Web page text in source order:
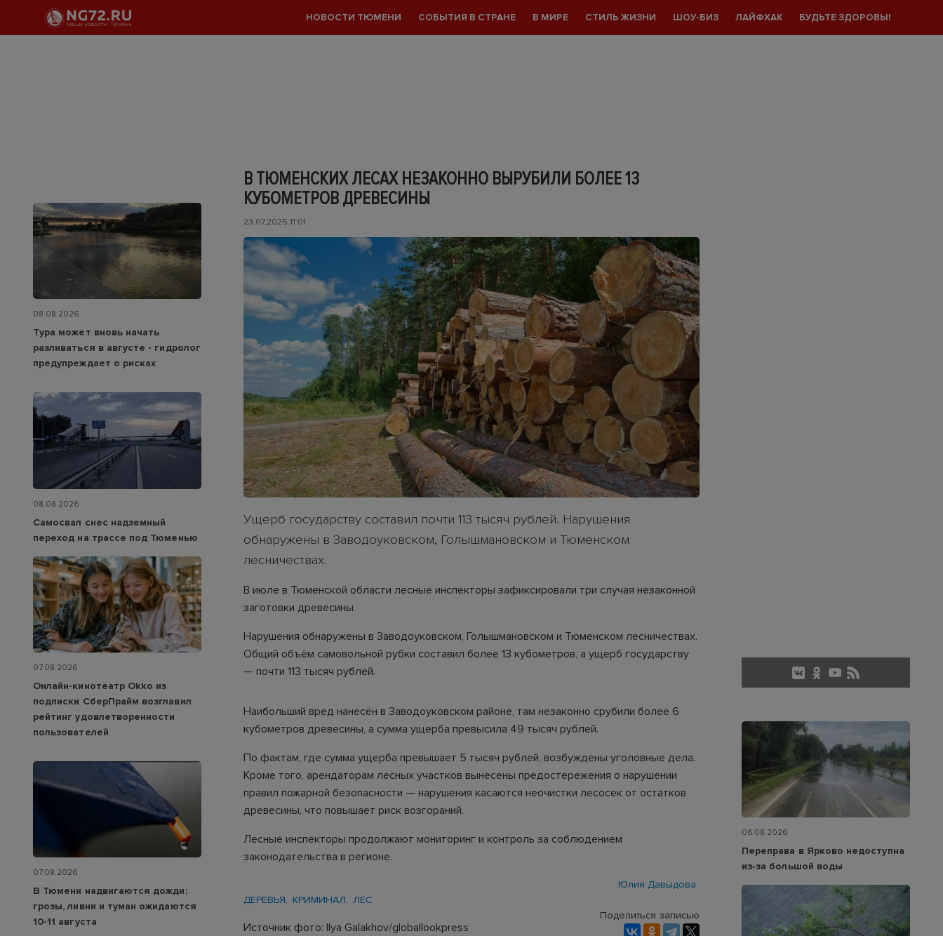
НОВОСТИ ТЮМЕНИ СОБЫТИЯ В СТРАНЕ В МИРЕ СТИЛЬ ЖИЗНИ ШОУ-БИЗ ЛАЙФХАК БУДЬТЕ ЗДОРОВЫ!
В ТЮМЕНСКИХ ЛЕСАХ НЕЗАКОННО ВЫРУБИЛИ БОЛЕЕ 13
КУБОМЕТРОВ ДРЕВЕСИНЫ
23.07.2025 11:01
Ущерб государству составил почти 113 тысяч рублей. Нарушения
обнаружены в Заводоуковском, Голышмановском и Тюменском
лесничествах.
В июле в Тюменской области лесные инспекторы зафиксировали три случая незаконной
заготовки древесины.
Нарушения обнаружены в Заводоуковском, Голышмановском и Тюменском лесничествах.
Общий объём самовольной рубки составил более 13 кубометров, а ущерб государству
— почти 113 тысяч рублей.
Наибольший вред нанесён в Заводоуковском районе, там незаконно срубили более 6
кубометров древесины, а сумма ущерба превысила 49 тысяч рублей.
По фактам, где сумма ущерба превышает 5 тысяч рублей, возбуждены уголовные дела.
Кроме того, арендаторам лесных участков вынесены предостережения о нарушении
правил пожарной безопасности — нарушения касаются неочистки лесосек от остатков
древесины, что повышает риск возгораний.
Лесные инспекторы продолжают мониторинг и контроль за соблюдением
законодательства в регионе.
Юлия Давыдова
ДЕРЕВЬЯ
КРИМИНАЛ ЛЕС
Источник фото: Ilya Galakhov/globallookpress
Поделиться записью
08.08.2026
Тура может вновь начать
разливаться в августе - гидролог
предупреждает о рисках
08.08.2026
Самосвал снес надземный
переход на трассе под Тюменью
07.08.2026
Онлайн-кинотеатр Okko из
подписки СберПрайм возглавил
рейтинг удовлетворенности
пользователей
07.08.2026
В Тюмени надвигаются дожди:
грозы, ливни и туман ожидаются
10-11 августа
06.08.2026
Переправа в Ярково недоступна
из‑за большой воды